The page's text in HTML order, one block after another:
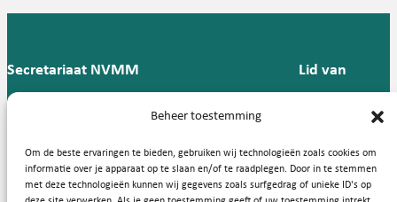
Beheer toestemming
Om de beste ervaringen te bieden, gebruiken wij technologieën zoals cookies om
informatie over je apparaat op te slaan en/of te raadplegen. Door in te stemmen
met deze technologieën kunnen wij gegevens zoals surfgedrag of unieke ID's op
Secretariaat NVMM
Groningen
T: 088 -
57
Lid van